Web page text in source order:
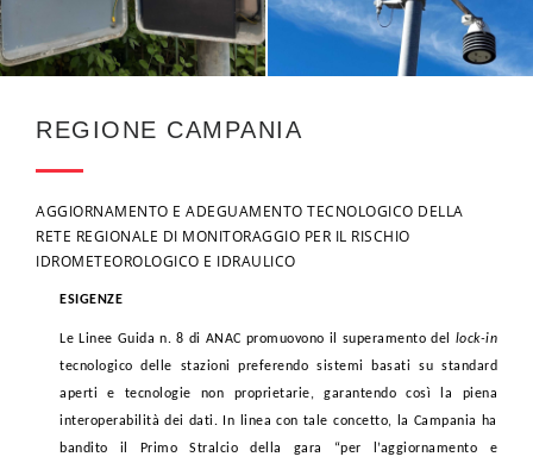
REGIONE CAMPANIA
AGGIORNAMENTO E ADEGUAMENTO TECNOLOGICO DELLA
RETE REGIONALE DI MONITORAGGIO PER IL RISCHIO
IDROMETEOROLOGICO E IDRAULICO
ESIGENZE
Le Linee Guida n. 8 di ANAC promuovono il superamento del lock-in
tecnologico delle stazioni preferendo sistemi basati su standard
aperti e tecnologie non proprietarie, garantendo così la piena
interoperabilità dei dati. In linea con tale concetto, la Campania ha
bandito il Primo Stralcio della gara “per l’aggiornamento e